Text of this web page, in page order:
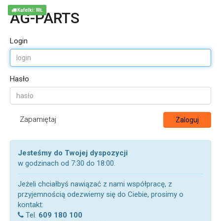
AG-PARTS
Login
Hasło
Zapamiętaj Zaloguj
Jesteśmy do Twojej dyspozycji
w godzinach od 7:30 do 18:00.
Jeżeli chciałbyś nawiązać z nami współpracę, z
przyjemnością odezwiemy się do Ciebie, prosimy o
kontakt:
Tel. 609 180 100
Kafelki: WŁ